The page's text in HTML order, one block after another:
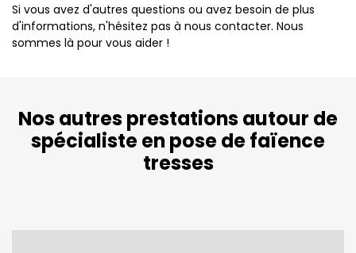
Si vous avez d'autres questions ou avez besoin de plus
d'informations, n'hésitez pas à nous contacter. Nous
sommes là pour vous aider !
Nos autres prestations autour de
spécialiste en pose de faïence
tresses